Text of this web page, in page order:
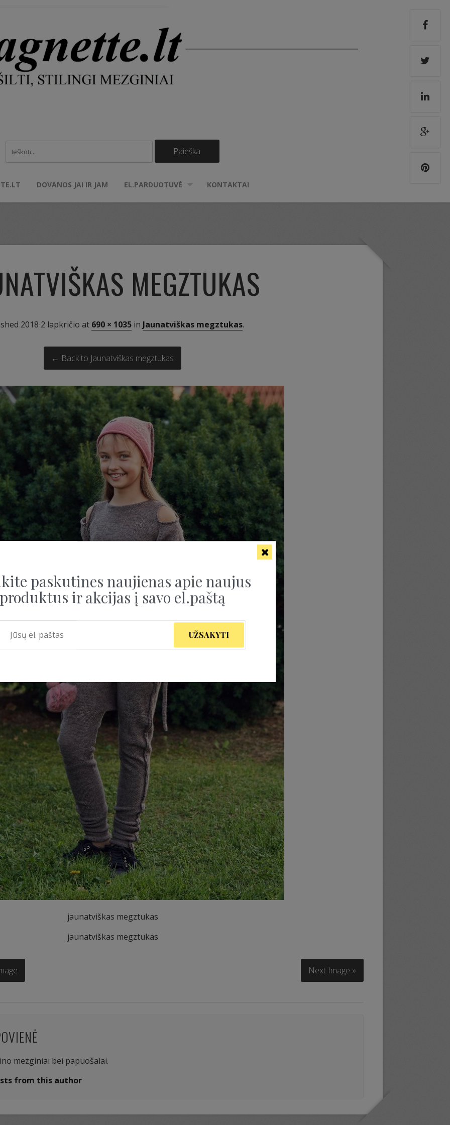
DOVANOS JAI IR JAM EL.PARDUOTUVĖ KONTAKTAI
MEGZTUKAS
2018 2 lapkričio at 690 × 1035in Jaunatviškas megztukas.
← Back to Jaunatviškas megztukas
jaunatviškas megztukas
jaunatviškas megztukas
Next Image »
mezginiai bei papuošalai.
from this author
paskutines naujienas apie naujus
produktus ir akcijas į savo el.paštą
UŽSAKYTI